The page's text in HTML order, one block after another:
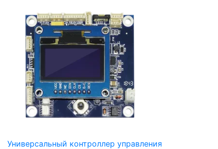
Универсальный контроллер управления